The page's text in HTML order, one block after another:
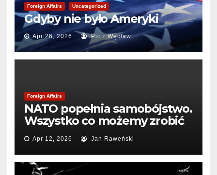
Foreign Affairs Uncategorized
Gdyby nie było Ameryki
Apr 26, 2026 Piotr Węcław
Foreign Affairs
NATO popełnia samobójstwo.
Wszystko co możemy zrobić
to pogrzebać sojusz
Apr 12, 2026 Jan Raweński